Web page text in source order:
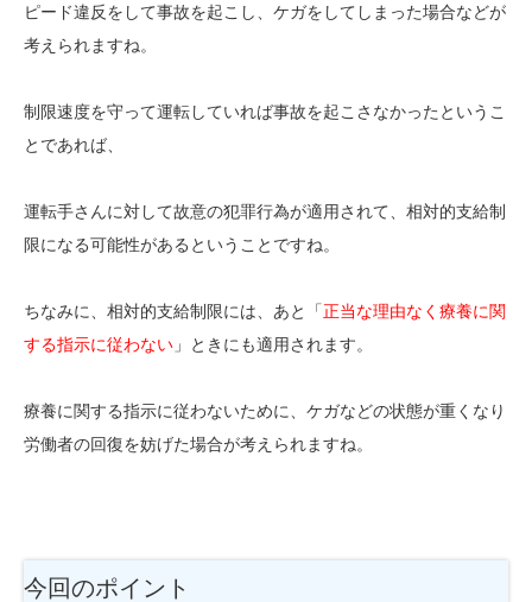
ピード違反をして事故を起こし、ケガをしてしまった場合などが
考えられますね。
制限速度を守って運転していれば事故を起こさなかったというこ
とであれば、
運転手さんに対して故意の犯罪行為が適用されて、相対的支給制
限になる可能性があるということですね。
ちなみに、相対的支給制限には、あと「正当な理由なく療養に関
する指示に従わない 」ときにも適用されます。
療養に関する指示に従わないために、ケガなどの状態が重くなり
労働者の回復を妨げた場合が考えられますね。
今回のポイント